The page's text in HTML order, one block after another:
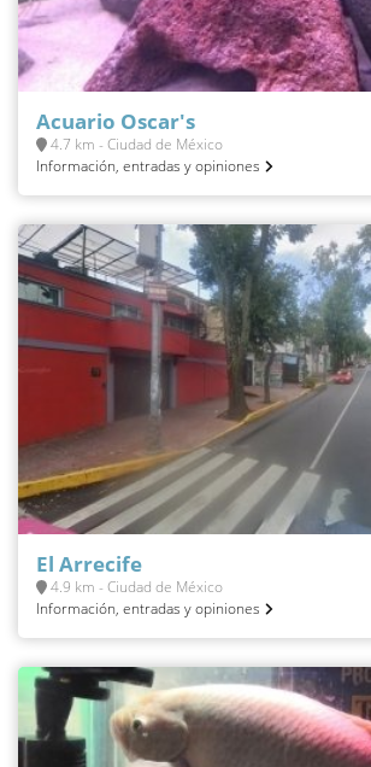
Acuario Oscar's
4.7 km - Ciudad de México
Información, entradas y opiniones
El Arrecife
4.9 km - Ciudad de México
Información, entradas y opiniones